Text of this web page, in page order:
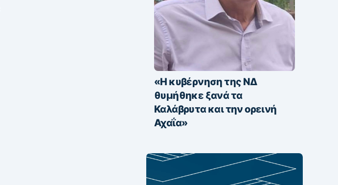
«Η κυβέρνηση της ΝΔ
θυμήθηκε ξανά τα
Καλάβρυτα και την ορεινή
Αχαΐα»